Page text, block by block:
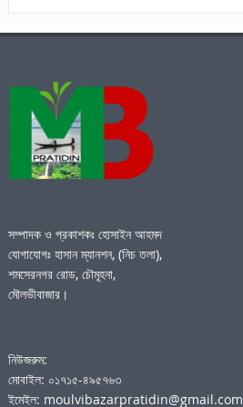
সম্পাদক ও প্রকাশকঃ হোসাইন আহমদ
যোগাযোগঃ হাসান ম্যানশন, (নিচ তলা),
শমসেরনগর রোড, চৌমূহনা,
মৌলভীবাজার।
নিউজরুম:
মোবাইল: ০১৭১৫-৪৯৫৭৬৩
ইমেইল: moulvibazarpratidin@gmail.com